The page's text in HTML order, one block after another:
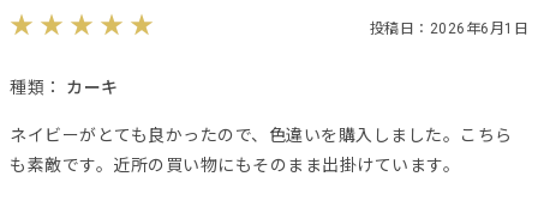
投稿日：2026年6月1日
種類： カーキ
ネイビーがとても良かったので、色違いを購入しました。こちら
も素敵です。近所の買い物にもそのまま出掛けています。